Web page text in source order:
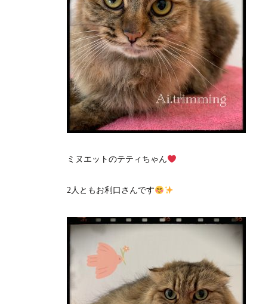
ミヌエットのテティちゃん
2人ともお利口さんです